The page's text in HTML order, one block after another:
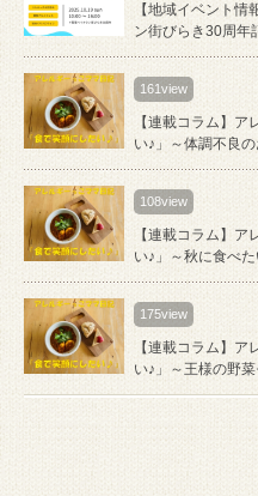
【地域イベント
ン街びらき30周年
161view
【連載コラム】
い♪」～体調不良
108view
【連載コラム】
い♪」～秋に食べ
175view
【連載コラム】
い♪」～王様の野